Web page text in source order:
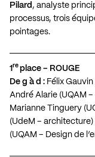
Pilard , analyste
processus, trois
pointages.
1 re place – ROUGE
De g à d : Félix
André Alarie (UQAM
Marianne Tinguery
(UdeM –
(UQAM – Design de